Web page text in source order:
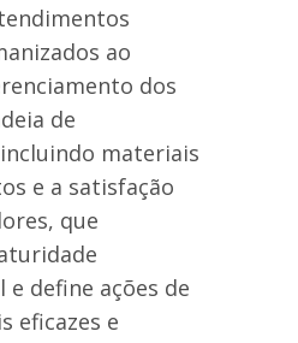
ao
dos
de
materiais
e a satisfação
que
e define ações de
eficazes e